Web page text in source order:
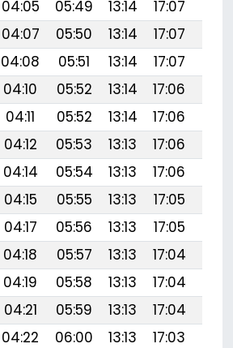
04:05 05:49 13:14 17:07
04:07 05:50 13:14 17:07
04:08 05:51 13:14 17:07
04:10 05:52 13:14 17:06
04:11 05:52 13:14 17:06
04:12 05:53 13:13 17:06
04:14 05:54 13:13 17:06
04:15 05:55 13:13 17:05
04:17 05:56 13:13 17:05
04:18 05:57 13:13 17:04
04:19 05:58 13:13 17:04
04:21 05:59 13:13 17:04
04:22 06:00 13:13 17:03